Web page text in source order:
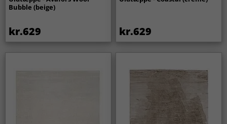
Bubble (beige)
kr.629 kr.629